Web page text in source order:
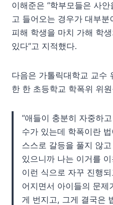
이해준은 “학부모들은 사
고 들어오는 경우가 대부
피해 학생을 마치 가해 학
있다”고 지적했다.
다음은 가톨릭대학교 교수
한 한 초등학교 학폭위 위
“애들이 충분히 자중하
수가 있는데 학폭이란
스스로 갈등을 풀지 않
있으니까 나는 이거를
이런 식으로 자꾸 진행
어지면서 아이들의 문
게 번지고, 그게 결국은